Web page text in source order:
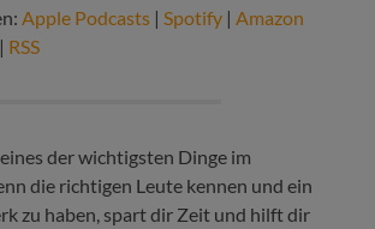
Apple Podcasts | Spotify | Amazon
| RSS
der wichtigsten Dinge im
die richtigen Leute kennen und ein
zu haben, spart dir Zeit und hilft dir